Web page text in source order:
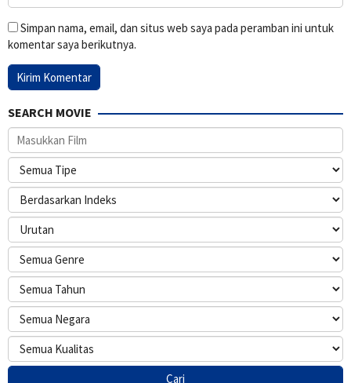
Simpan nama, email, dan situs web saya pada peramban ini untuk
komentar saya berikutnya.
SEARCH MOVIE